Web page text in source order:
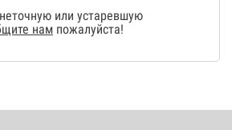
или устаревшую
нам пожалуйста!